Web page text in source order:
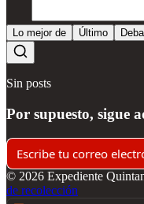
Lo mejor de Último
Sin posts
Por supuesto, sigue
© 2026 Expediente
de recolección